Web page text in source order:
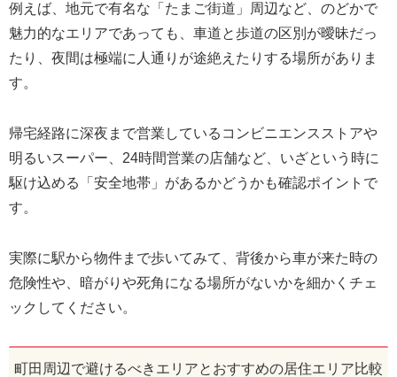
例えば、地元で有名な「たまご街道」周辺など、のどかで
魅力的なエリアであっても、車道と歩道の区別が曖昧だっ
たり、夜間は極端に人通りが途絶えたりする場所がありま
す。
帰宅経路に深夜まで営業しているコンビニエンスストアや
明るいスーパー、24時間営業の店舗など、いざという時に
駆け込める「安全地帯」があるかどうかも確認ポイントで
す。
実際に駅から物件まで歩いてみて、背後から車が来た時の
危険性や、暗がりや死角になる場所がないかを細かくチェ
ックしてください。
町田周辺で避けるべきエリアとおすすめの居住エリア比較